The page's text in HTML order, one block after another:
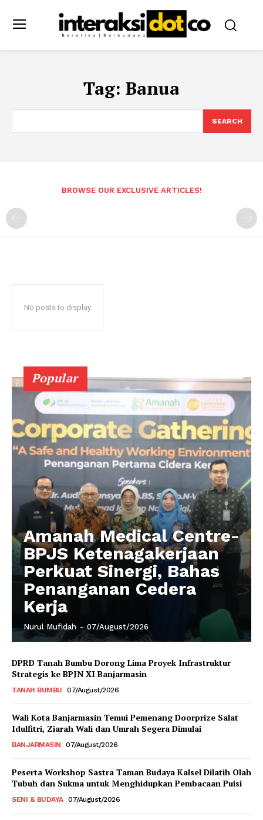
Tag: Banua
SEARCH
BROWSE OUR EXCLUSIVE ARTICLES!
No posts to display
Popular
Amanah Medical Centre-
BPJS Ketenagakerjaan
Perkuat Sinergi, Bahas
Penanganan Cedera
Kerja
Nurul Mufidah - 07/August/2026
DPRD Tanah Bumbu Dorong Lima Proyek Infrastruktur
Strategis ke BPJN XI Banjarmasin
TANAH BUMBU 07/August/2026
Wali Kota Banjarmasin Temui Pemenang Doorprize Salat
Idulfitri, Ziarah Wali dan Umrah Segera Dimulai
BANJARMASIN 07/August/2026
Peserta Workshop Sastra Taman Budaya Kalsel Dilatih Olah
Tubuh dan Sukma untuk Menghidupkan Pembacaan Puisi
SENI & BUDAYA 07/August/2026